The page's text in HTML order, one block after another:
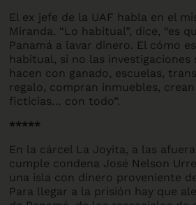
El ex jefe de la UAF habla en el
Miranda. “Lo habitual”, dice, “es
Panamá a lavar dinero. El cómo
habitual, si no las investigaciones
hacen con ganado, escuelas,
regalo, compran inmuebles,
ficticias… con todo”.
*****
En la cárcel La Joyita, a las
cumple condena José Nelson
una isla con dinero proveniente
Para llegar a la prisión hay que